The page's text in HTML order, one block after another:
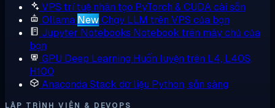
VPS trí tuệ nhân tạo PyTorch & CUDA cài sẵn
Ollama NewChạy LLM trên VPS của bạn
Jupyter Notebooks Notebook trên máy chủ của
bạn
GPU Deep Learning Huấn luyện trên L4, L40S,
H100
AnacondaStack dữ liệu Python, sẵn sàng
LẬP TRÌNH VIÊN & DEVOPS